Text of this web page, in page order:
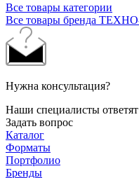
Все товары категории
Все товары бренда
Нужна консультация?
Наши специалисты
Задать вопрос
Каталог
Форматы
Портфолио
Бренды